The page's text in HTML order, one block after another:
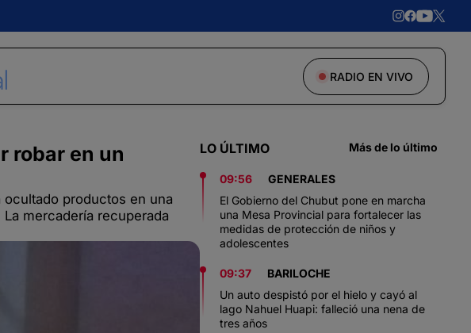
RADIO EN VIVO
robar en un
productos en una
mercadería recuperada
LO ÚLTIMO Más de lo último
09:56
GENERALES
El Gobierno del Chubut pone en marcha
una Mesa Provincial para fortalecer las
medidas de protección de niños y
adolescentes
09:37
BARILOCHE
Un auto despistó por el hielo y cayó al
lago Nahuel Huapi: falleció una nena de
tres años